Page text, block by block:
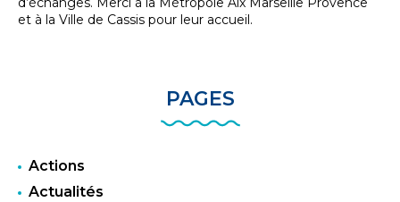
et à la Ville de Cassis pour leur accueil.
PAGES
Actions
Actualités